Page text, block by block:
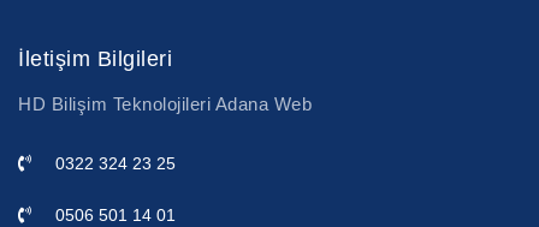
İletişim Bilgileri
HD Bilişim Teknolojileri Adana Web
0322 324 23 25
0506 501 14 01